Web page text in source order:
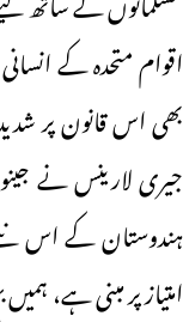
اقوام متحدہ کے
بھی اس قانون پر
جیری لارینس نے
ہندوستان کے اس نئے
امتیاز پر مبنی ہے،